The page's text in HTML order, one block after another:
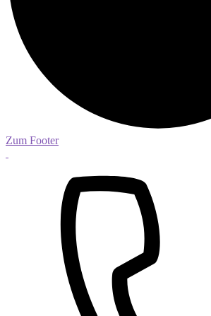
Zum Footer